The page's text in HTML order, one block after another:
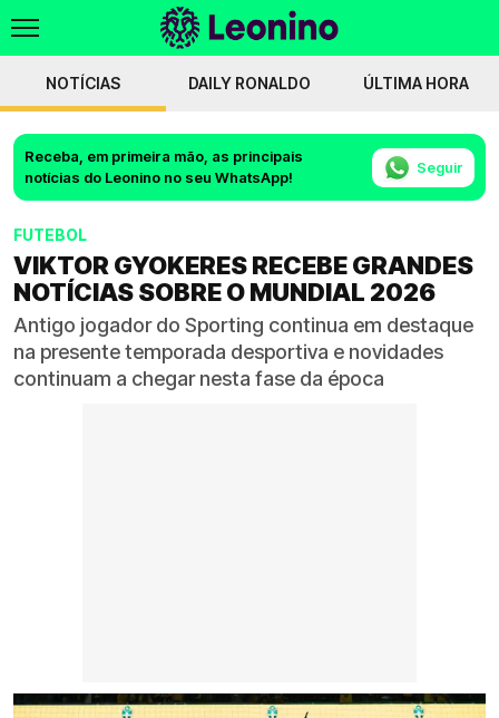
NOTÍCIAS DAILY RONALDO ÚLTIMA HORA
Receba, em primeira mão, as principais
notícias do Leonino no seu WhatsApp!
Seguir
FUTEBOL
VIKTOR GYOKERES RECEBE GRANDES
NOTÍCIAS SOBRE O MUNDIAL 2026
Antigo jogador do Sporting continua em destaque
na presente temporada desportiva e novidades
continuam a chegar nesta fase da época